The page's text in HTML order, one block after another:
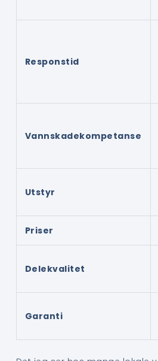
Responstid
Vannskadekompetanse
Utstyr
Priser
Delekvalitet
Garanti